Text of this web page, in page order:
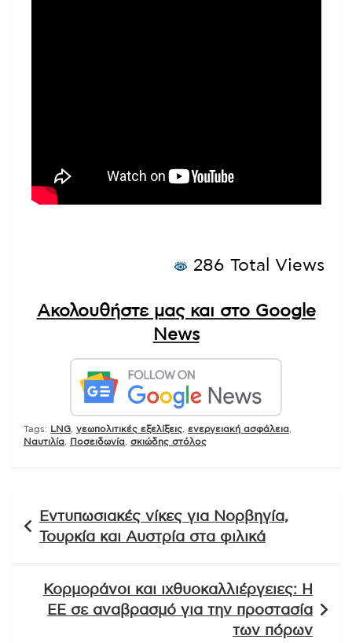
286 Total Views
Ακολουθήστε μας και στο Google
News
Tags: LNG γεωπολιτικές εξελίξεις ενεργειακή ασφάλεια
Ναυτιλία
Ποσειδωνία σκιώδης στόλος
άρθρων
Εντυπωσιακές νίκες για Νορβηγία,
Τουρκία και Αυστρία στα φιλικά
Κορμοράνοι και ιχθυοκαλλιέργειες: Η
ΕΕ σε αναβρασμό για την προστασία
των πόρων